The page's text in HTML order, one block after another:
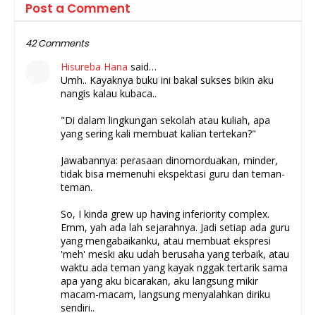
Post a Comment
42 Comments
Hisureba Hana said…
Umh.. Kayaknya buku ini bakal sukses bikin aku
nangis kalau kubaca..
"Di dalam lingkungan sekolah atau kuliah, apa
yang sering kali membuat kalian tertekan?"
Jawabannya: perasaan dinomorduakan, minder,
tidak bisa memenuhi ekspektasi guru dan teman-
teman.
So, I kinda grew up having inferiority complex.
Emm, yah ada lah sejarahnya. Jadi setiap ada guru
yang mengabaikanku, atau membuat ekspresi
'meh' meski aku udah berusaha yang terbaik, atau
waktu ada teman yang kayak nggak tertarik sama
apa yang aku bicarakan, aku langsung mikir
macam-macam, langsung menyalahkan diriku
sendiri..